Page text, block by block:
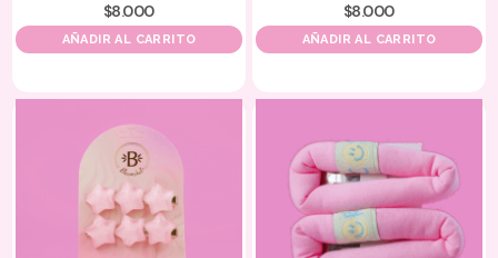
$8.000
AÑADIR AL CARRITO
$8.000
AÑADIR AL CARRITO